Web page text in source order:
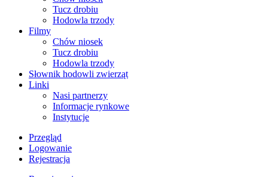
Tucz drobiu
Hodowla trzody
Filmy
Chów niosek
Tucz drobiu
Hodowla trzody
Słownik hodowli zwierząt
Linki
Nasi partnerzy
Informacje rynkowe
Instytucje
Przegląd
Logowanie
Rejestracja